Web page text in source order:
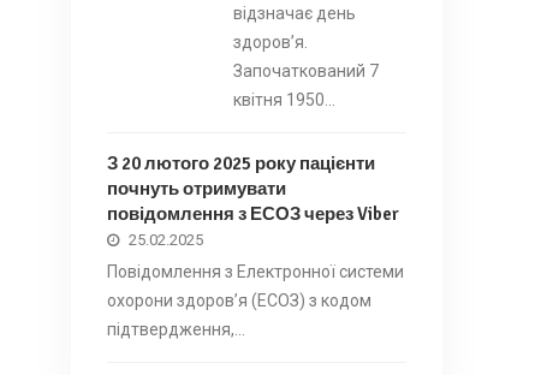
відзначає день
здоров’я.
Започаткований 7
квітня 1950…
З 20 лютого 2025 року пацієнти
почнуть отримувати
повідомлення з ЕСОЗ через Viber
25.02.2025
Повідомлення з Електронної системи
охорони здоровʼя (ЕСОЗ) з кодом
підтвердження,…